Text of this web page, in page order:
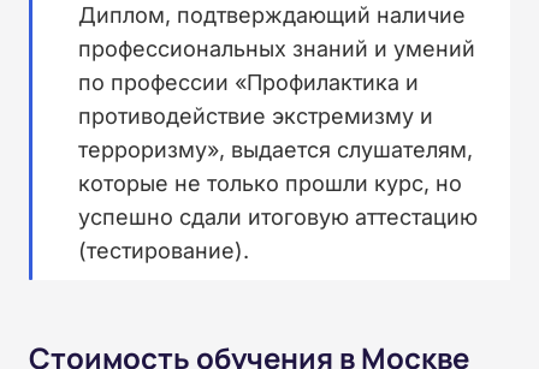
Диплом, подтверждающий наличие
профессиональных знаний и умений
по профессии «Профилактика и
противодействие экстремизму и
терроризму», выдается слушателям,
которые не только прошли курс, но
успешно сдали итоговую аттестацию
(тестирование).
Стоимость обучения в Москве